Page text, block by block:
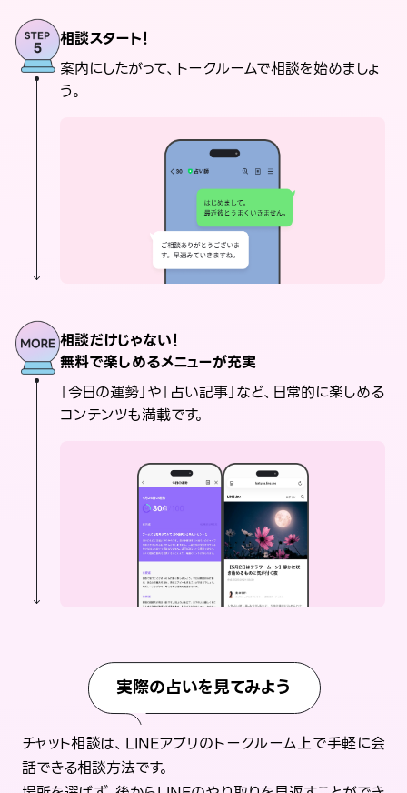
相談スタート！
案内にしたがって、トークルームで相談を始めましょ
う。
相談だけじゃない！
無料で楽しめるメニューが充実
「今日の運勢」や「占い記事」など、日常的に楽しめる
コンテンツも満載です。
実際の占いを見てみよう
チャット相談は、LINEアプリのトークルーム上で手軽に会
話できる相談方法です。